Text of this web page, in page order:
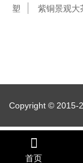
塑
紫铜景观大
Copyright © 2015-
首页